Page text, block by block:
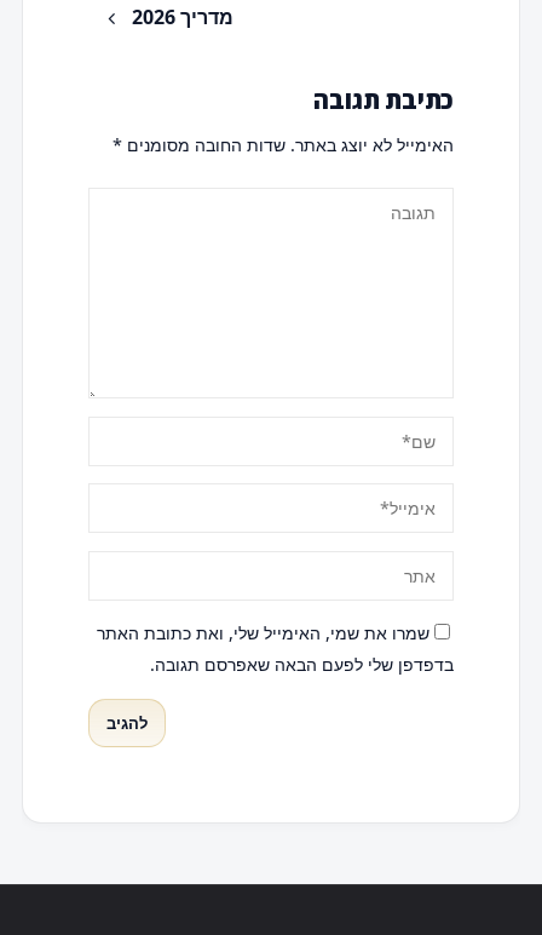
מדריך 2026
כתיבת תגובה
האימייל לא יוצג באתר. שדות החובה מסומנים *
שמרו את שמי, האימייל שלי, ואת כתובת האתר
בדפדפן שלי לפעם הבאה שאפרסם תגובה.